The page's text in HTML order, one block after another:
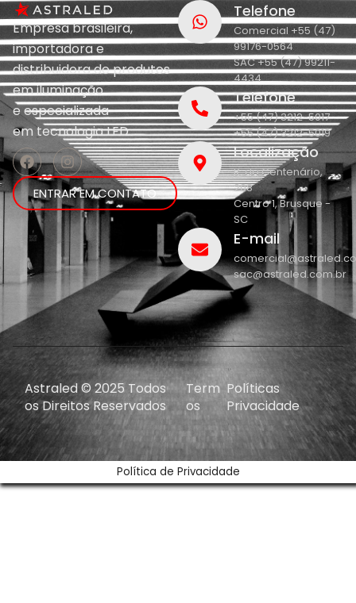
Empresa brasileira,
importadora e
distribuidora de produtos
em iluminação
eespecializada
emtecnologia LED.
ENTRAR EM CONTATO
Telefone
Comercial +55 (47)
99176-0564
SAC +55 (47) 99211-
4434
Telefone
+55 (47) 3212-5017
+55 (47) 3212-5019
Localização
R. do Centenário,
208
Centro 1, Brusque -
SC
E-mail
sac@astraled.com.br
Astraled © 2025 Todos
os Direitos Reservados
Term
os
Políticas
Privacidade
Política de Privacidade